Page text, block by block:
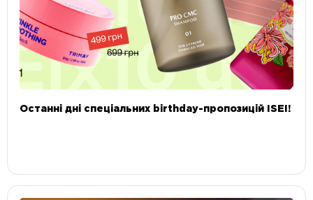
Останні дні спеціальних birthday-пропозицій ISEI!